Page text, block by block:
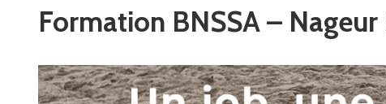
Formation BNSSA –